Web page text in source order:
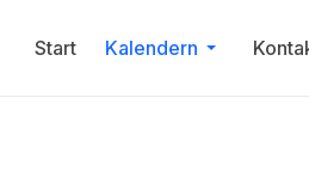
Start Kalendern